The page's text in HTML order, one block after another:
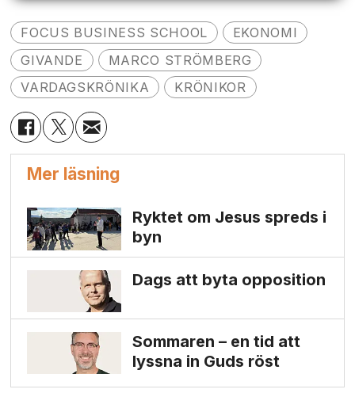
FOCUS BUSINESS SCHOOL
EKONOMI
GIVANDE
MARCO STRÖMBERG
VARDAGSKRÖNIKA
KRÖNIKOR
Mer läsning
Ryktet om Jesus spreds i
byn
Dags att byta opposition
Sommaren – en tid att
lyssna in Guds röst